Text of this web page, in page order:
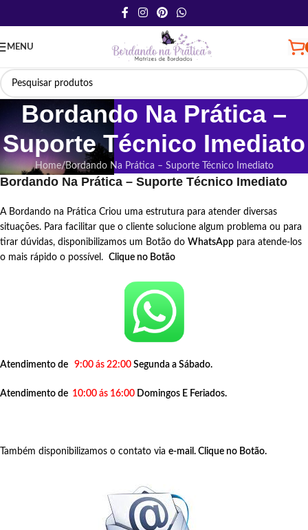
MENU
Bordando Na Prática –
Suporte Técnico Imediato
Home Bordando Na Prática – Suporte Técnico Imediato
Bordando Na Prática – Suporte Técnico Imediato
A Bordando na Prática Criou uma estrutura para atender diversas
situações. Para facilitar que o cliente solucione algum problema ou para
tirar dúvidas, disponibilizamos um Botão do WhatsApp para atende-los
o mais rápido o possível. Clique no Botão
Atendimento de 9:00 ás 22:00 Segunda a Sábado.
Atendimento de 10:00 ás 16:00 Domingos E Feriados.
Também disponibilizamos o contato via e-mail. Clique no Botão.